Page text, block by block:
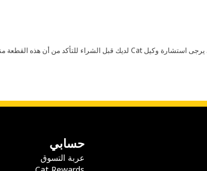
حسابي
عربة التسوق